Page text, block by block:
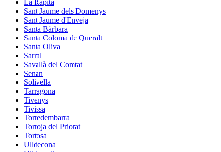
La Ràpita
Sant Jaume dels Domenys
Sant Jaume d'Enveja
Santa Bàrbara
Santa Coloma de Queralt
Santa Oliva
Sarral
Savallà del Comtat
Senan
Solivella
Tarragona
Tivenys
Tivissa
Torredembarra
Torroja del Priorat
Tortosa
Ulldecona